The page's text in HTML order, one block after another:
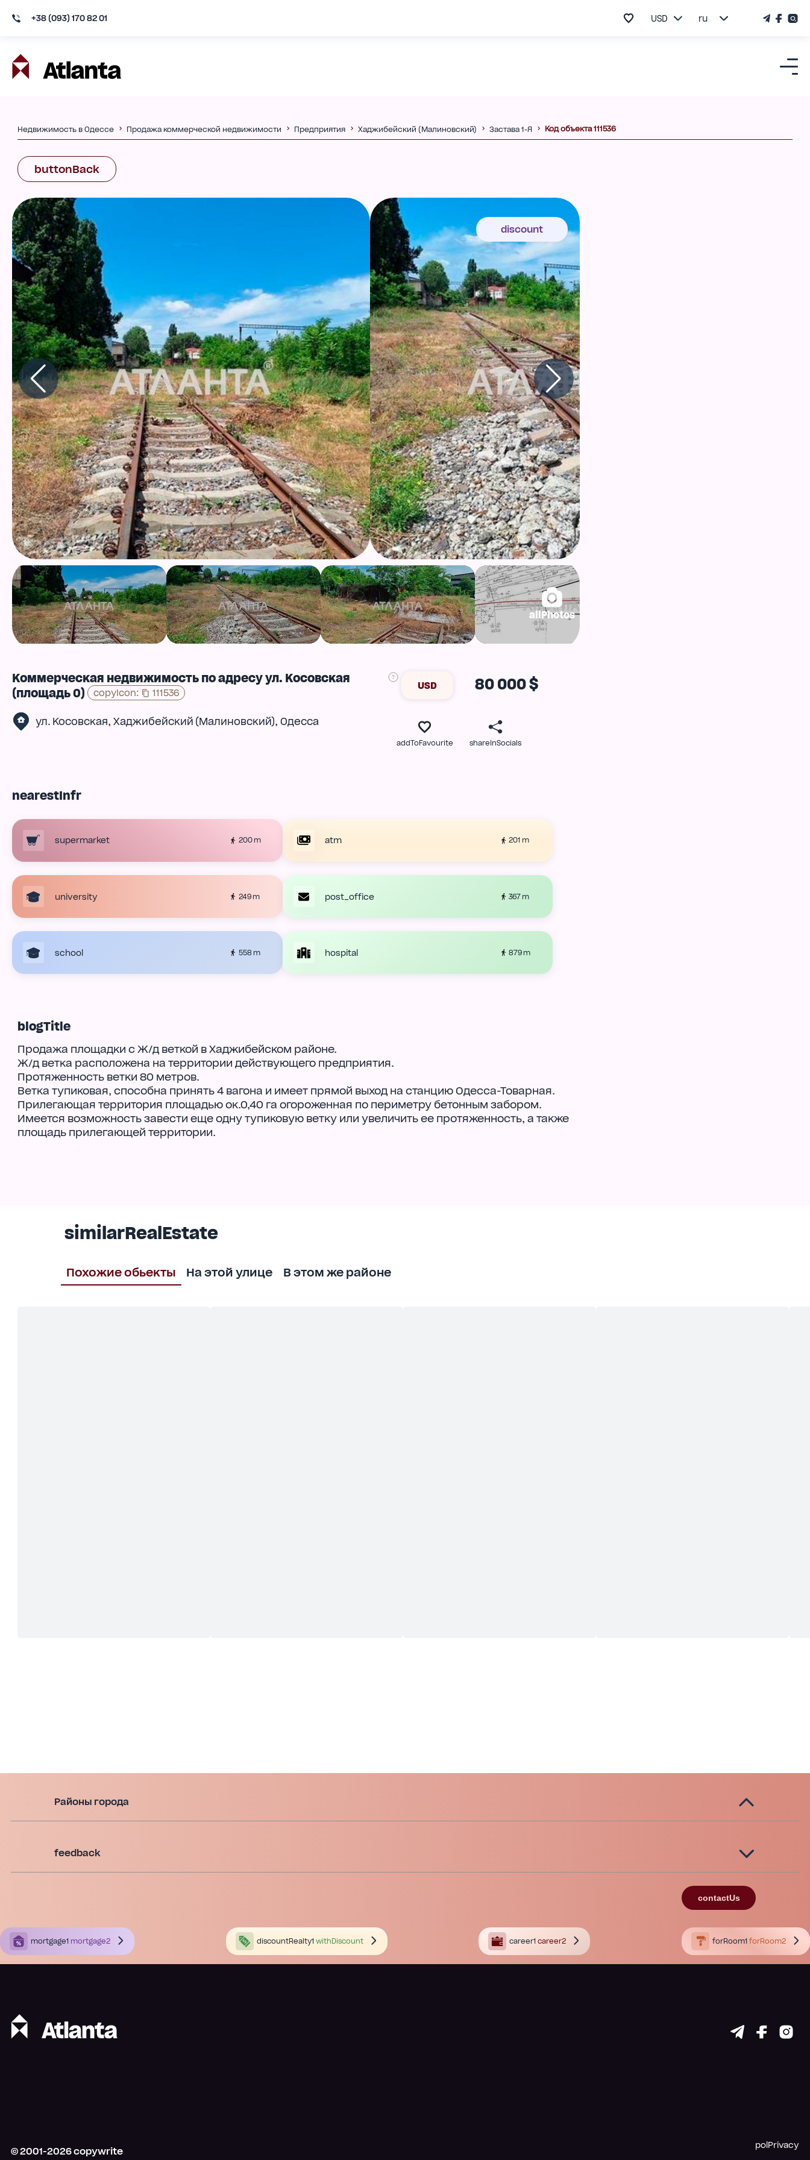
+38 (093) 170 82 01 USD ru
Недвижимость в Одессе Продажа коммерческой недвижимости Предприятия Хаджибейский (Малиновский) Застава 1-Я Код объекта 111536
buttonBack
discount
allPhotos
Коммерческая недвижимость по адресу ул. Косовская
(площадь 0)
copyIcon: 111536
ул. Косовская, Хаджибейский (Малиновский), Одесса
USD 80 000 $
addToFavourite shareInSocials
nearestInfr
supermarket 200 m atm 201 m
university 249 m post_office 367 m
school 558 m hospital 879 m
blogTitle
Продажа площадки с Ж/д веткой в Хаджибейском районе.
Ж/д ветка расположена на территории действующего предприятия.
Протяженность ветки 80 метров.
Ветка тупиковая, способна принять 4 вагона и имеет прямой выход на станцию Одесса-Товарная.
Прилегающая территория площадью ок.0,40 га огороженная по периметру бетонным забором.
Имеется возможность завести еще одну тупиковую ветку или увеличить ее протяженность, а также
площадь прилегающей территории.
similarRealEstate
Похожие обьекты На этой улице В этом же районе
Районы города
feedback
contactUs
mortgage1 mortgage2 discountRealty1 withDiscount career1 career2 forRoom1 forRoom2
© 2001-2026copywrite
polPrivacy